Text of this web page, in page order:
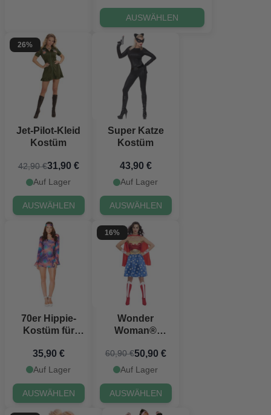
AUSWÄHLEN
26%
Jet-Pilot-Kleid
Kostüm
42,90 €31,90 €
Auf Lager
AUSWÄHLEN
Super Katze
Kostüm
43,90 €
Auf Lager
AUSWÄHLEN
70er Hippie-
Kostüm für
35,90 €
Auf Lager
AUSWÄHLEN
16%
Wonder
Woman®
60,90 €50,90 €
Auf Lager
AUSWÄHLEN